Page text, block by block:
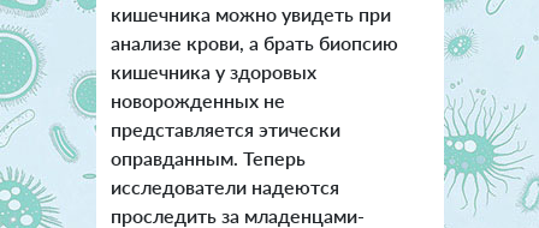
кишечника можно увидеть при
анализе крови, а брать биопсию
кишечника у здоровых
новорожденных не
представляется этически
оправданным. Теперь
исследователи надеются
проследить за младенцами-